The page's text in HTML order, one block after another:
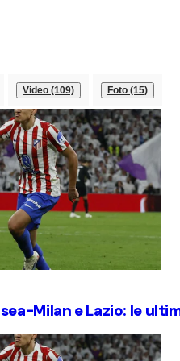
Video (109) Foto (15)
Milan e Lazio: le